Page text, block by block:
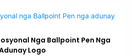
Nga Ballpoint Pen Nga
Logo